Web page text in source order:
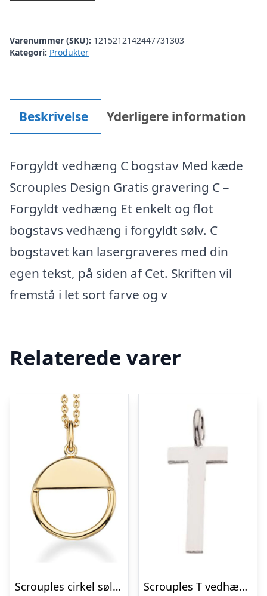
Varenummer (SKU): 1215212142447731303
Kategori: Produkter
Beskrivelse Yderligere information
Forgyldt vedhæng C bogstav Med kæde
Scrouples Design Gratis gravering C –
Forgyldt vedhæng Et enkelt og flot
bogstavs vedhæng i forgyldt sølv. C
bogstavet kan lasergraveres med din
egen tekst, på siden af Cet. Skriften vil
fremstå i let sort farve og v
Relaterede varer
Scrouples cirkel sølv forgyldt vedhæng inkl. kæde
Scrouples T vedhæng sølv inkl. kæde